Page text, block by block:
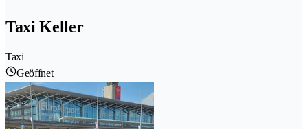
Taxi Keller
Taxi
Geöffnet